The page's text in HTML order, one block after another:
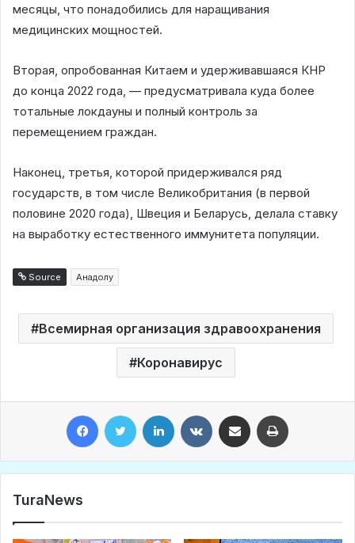
месяцы, что понадобились для наращивания
медицинских мощностей.
Вторая, опробованная Китаем и удерживавшаяся КНР
до конца 2022 года, — предусматривала куда более
тотальные локдауны и полный контроль за
перемещением граждан.
Наконец, третья, которой придерживался ряд
государств, в том числе Великобритания (в первой
половине 2020 года), Швеция и Беларусь, делала ставку
на выработку естественного иммунитета популяции.
Source Анадолу
Всемирная организация здравоохранения
Коронавирус
TuraNews